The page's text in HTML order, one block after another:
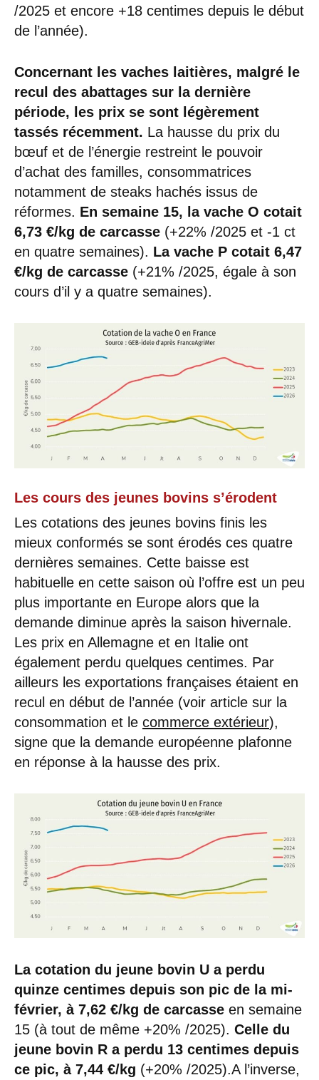
/2025 et encore +18 centimes depuis le début
de l’année).
Concernant les vaches laitières, malgré le
recul des abattages sur la dernière
période, les prix se sont légèrement
tassés récemment. La hausse du prix du
bœuf et de l’énergie restreint le pouvoir
d’achat des familles, consommatrices
notamment de steaks hachés issus de
réformes. En semaine 15, la vache O cotait
6,73 €/kg de carcasse (+22% /2025 et -1 ct
en quatre semaines). La vache P cotait 6,47
€/kg de carcasse (+21% /2025, égale à son
cours d’il y a quatre semaines).
Les cours des jeunes bovins s’érodent
Les cotations des jeunes bovins finis les
mieux conformés se sont érodés ces quatre
dernières semaines. Cette baisse est
habituelle en cette saison où l’offre est un peu
plus importante en Europe alors que la
demande diminue après la saison hivernale.
Les prix en Allemagne et en Italie ont
également perdu quelques centimes. Par
ailleurs les exportations françaises étaient en
recul en début de l’année (voir article sur la
consommation et le commerce extérieur),
signe que la demande européenne plafonne
en réponse à la hausse des prix.
La cotation du jeune bovin U a perdu
quinze centimes depuis son pic de la mi-
février, à 7,62 €/kg de carcasse en semaine
15 (à tout de même +20% /2025). Celle du
jeune bovin R a perdu 13 centimes depuis
ce pic, à 7,44 €/kg (+20% /2025).A l’inverse,